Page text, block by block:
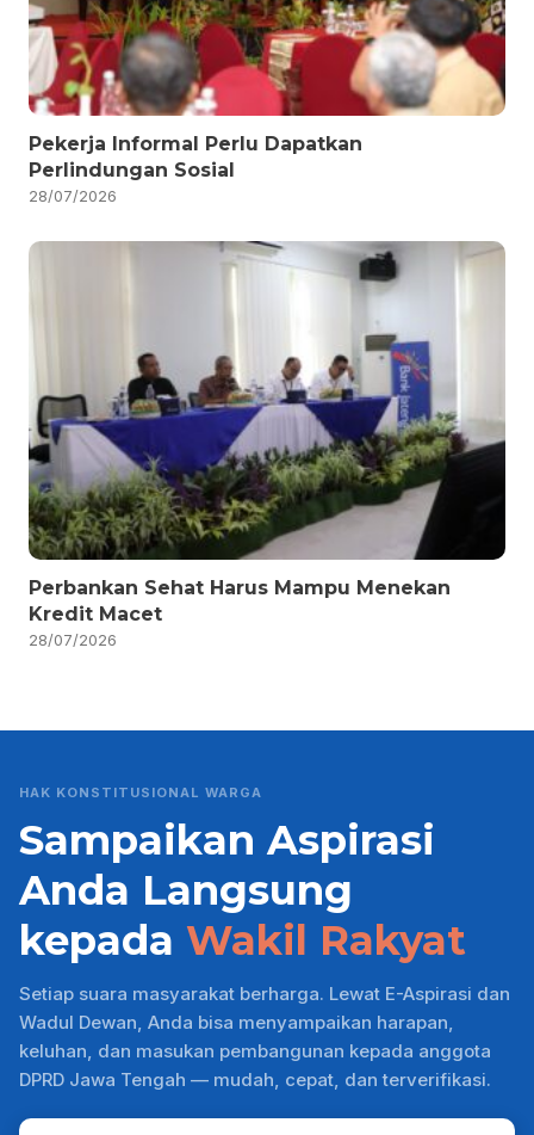
Pekerja Informal Perlu Dapatkan
Perlindungan Sosial
28/07/2026
Perbankan Sehat Harus Mampu Menekan
Kredit Macet
28/07/2026
HAK KONSTITUSIONAL WARGA
Sampaikan Aspirasi
Anda Langsung
kepada Wakil Rakyat
Setiap suara masyarakat berharga. Lewat E-Aspirasi dan
Wadul Dewan, Anda bisa menyampaikan harapan,
keluhan, dan masukan pembangunan kepada anggota
DPRD Jawa Tengah — mudah, cepat, dan terverifikasi.